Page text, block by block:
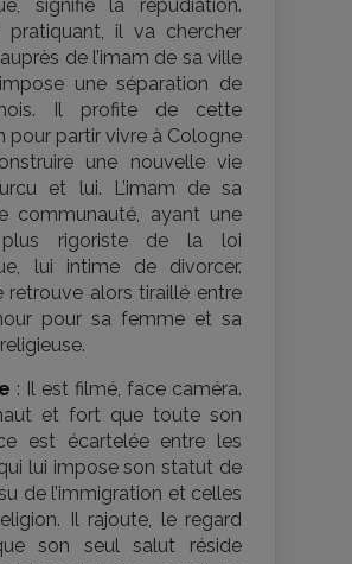
signifie la répudiation.
pratiquant, il va chercher
de l’imam de sa ville
une séparation de
Il profite de cette
pour partir vivre à Cologne
une nouvelle vie
et lui. L’imam de sa
communauté, ayant une
rigoriste de la loi
lui intime de divorcer.
retrouve alors tiraillé entre
pour sa femme et sa
: Il est filmé, face caméra.
et fort que toute son
est écartelée entre les
lui impose son statut de
de l’immigration et celles
Il rajoute, le regard
son seul salut réside